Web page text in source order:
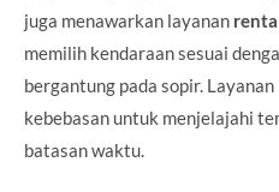
juga menawarkan layanan
memilih kendaraan sesuai
bergantung pada sopir.
kebebasan untuk menjelajahi
batasan waktu.